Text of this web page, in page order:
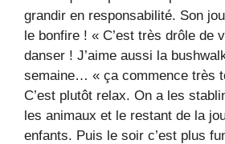
grandir en responsabilité. Son
le bonfire ! « C’est très drôle de
danser ! J’aime aussi la
semaine… « ça commence très
C’est plutôt relax. On a les
les animaux et le restant de la
enfants. Puis le soir c’est plus